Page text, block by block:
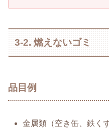
3-2. 燃えないゴミ
品目例
金属類（空き缶、鉄く